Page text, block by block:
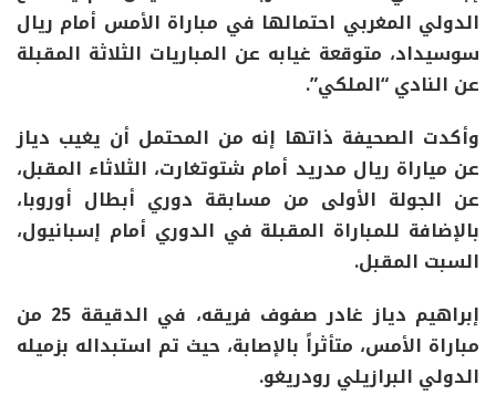
الدولي المغربي احتمالها في مباراة الأمس أمام ريال
سوسيداد، متوقعة غيابه عن المباريات الثلاثة المقبلة
عن النادي “الملكي”.
وأكدت الصحيفة ذاتها إنه من المحتمل أن يغيب دياز
عن مياراة ريال مدريد أمام شتوتغارت، الثلاثاء المقبل،
عن الجولة الأولى من مسابقة دوري أبطال أوروبا،
بالإضافة للمباراة المقبلة في الدوري أمام إسبانيول،
السبت المقبل.
إبراهيم دياز غادر صفوف فريقه، في الدقيقة 25 من
مباراة الأمس، متأثراً بالإصابة، حيث تم استبداله بزميله
الدولي البرازيلي رودريغو.